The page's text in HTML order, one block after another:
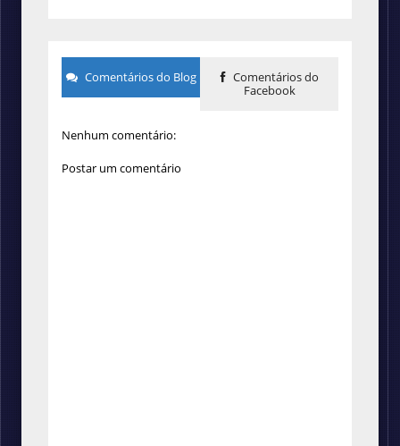
Comentários do Blog
Comentários do
Facebook
Nenhum comentário:
Postar um comentário